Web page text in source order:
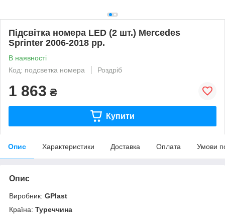
Підсвітка номера LED (2 шт.) Mercedes
Sprinter 2006-2018 рр.
В наявності
Код: подсветка номера
Роздріб
1 863 ₴
Купити
Опис Характеристики Доставка Оплата Умови
Опис
Виробник: GPlast
Країна: Туреччина